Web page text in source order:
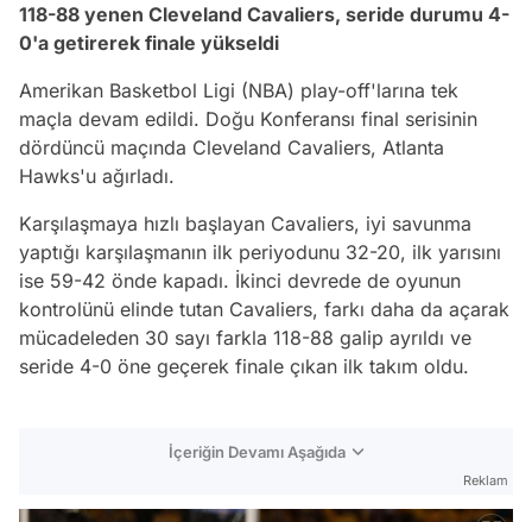
118-88 yenen Cleveland Cavaliers, seride durumu 4-
0'a getirerek finale yükseldi
Amerikan Basketbol Ligi (NBA) play-off'larına tek
maçla devam edildi. Doğu Konferansı final serisinin
dördüncü maçında Cleveland Cavaliers, Atlanta
Hawks'u ağırladı.
Karşılaşmaya hızlı başlayan Cavaliers, iyi savunma
yaptığı karşılaşmanın ilk periyodunu 32-20, ilk yarısını
ise 59-42 önde kapadı. İkinci devrede de oyunun
kontrolünü elinde tutan Cavaliers, farkı daha da açarak
mücadeleden 30 sayı farkla 118-88 galip ayrıldı ve
seride 4-0 öne geçerek finale çıkan ilk takım oldu.
İçeriğin Devamı Aşağıda
Reklam